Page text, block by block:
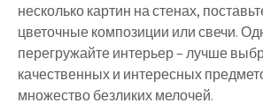
несколько картин на стенах,
цветочные композиции или свечи.
перегружайте интерьер – лучше
качественных и интересных
множество безликих мелочей.